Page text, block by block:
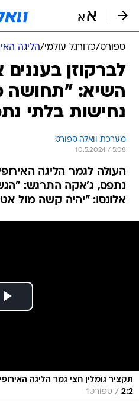
ספורט/כדורגל עולמי/הליגה
לברקוזן
השיא: "תחושה
נחישות בלתי
מערכת וואלה ספורט
10.5.2024 / 5:08
העולה לגמר הליגה
נתפס, ג'אקה התרגש:
אלונסו: "יהיה קשה מול
תקציר גומלין חצי גמר הליגה
2:2
/ ספורט1